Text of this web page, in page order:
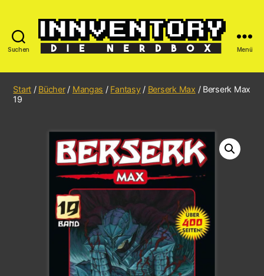
Suchen Menü
Start / Bücher/ Mangas / Fantasy/ Berserk Max / Berserk Max
19